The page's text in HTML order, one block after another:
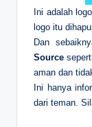
Ini adalah
logo itu
Dan
Source seperti
aman dan
Ini hanya
dari teman.